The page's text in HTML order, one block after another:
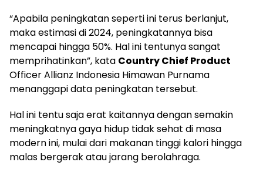
“Apabila peningkatan seperti ini terus berlanjut,
maka estimasi di 2024, peningkatannya bisa
mencapai hingga 50%. Hal ini tentunya sangat
memprihatinkan”, kata Country Chief Product
Officer Allianz Indonesia Himawan Purnama
menanggapi data peningkatan tersebut.
Hal ini tentu saja erat kaitannya dengan semakin
meningkatnya gaya hidup tidak sehat di masa
modern ini, mulai dari makanan tinggi kalori hingga
malas bergerak atau jarang berolahraga.